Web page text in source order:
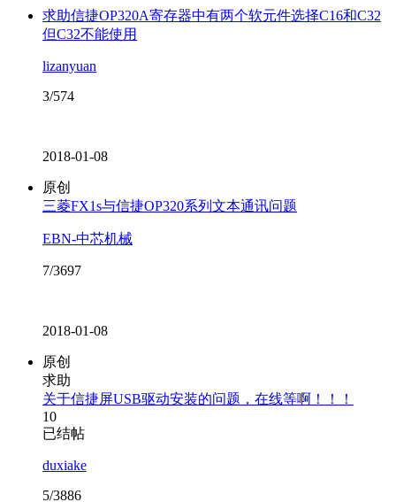
求助信捷OP320A寄存器中有两个软元件选择C16和C32
但C32不能使用
lizanyuan
3/574
2018-01-08
原创
三菱FX1s与信捷OP320系列文本通讯问题
EBN-中芯机械
7/3697
2018-01-08
原创
求助
关于信捷屏USB驱动安装的问题，在线等啊！！！
10
已结帖
duxiake
5/3886